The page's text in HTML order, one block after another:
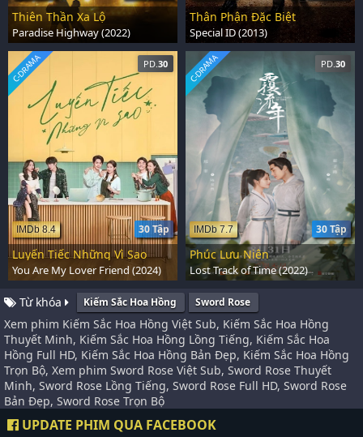
Thiên Thần Xa Lộ
Paradise Highway (2022)
Thân Phận Đặc Biệt
Special ID (2013)
PD.30
30 Tập
IMDb 8.4
C-DRAMA
Luyến Tiếc Những Vì Sao
You Are My Lover Friend (2024)
PD.30
30 Tập
IMDb 7.7
C-DRAMA
Phúc Lưu Niên
Lost Track of Time (2022)
Từ khóa Kiếm Sắc Hoa Hồng Sword Rose
Xem phim Kiếm Sắc Hoa Hồng Việt Sub, Kiếm Sắc Hoa Hồng
Thuyết Minh, Kiếm Sắc Hoa Hồng Lồng Tiếng, Kiếm Sắc Hoa
Hồng Full HD, Kiếm Sắc Hoa Hồng Bản Đẹp, Kiếm Sắc Hoa Hồng
Trọn Bộ, Xem phim Sword Rose Việt Sub, Sword Rose Thuyết
Minh, Sword Rose Lồng Tiếng, Sword Rose Full HD, Sword Rose
Bản Đẹp, Sword Rose Trọn Bộ
UPDATE PHIM QUA FACEBOOK